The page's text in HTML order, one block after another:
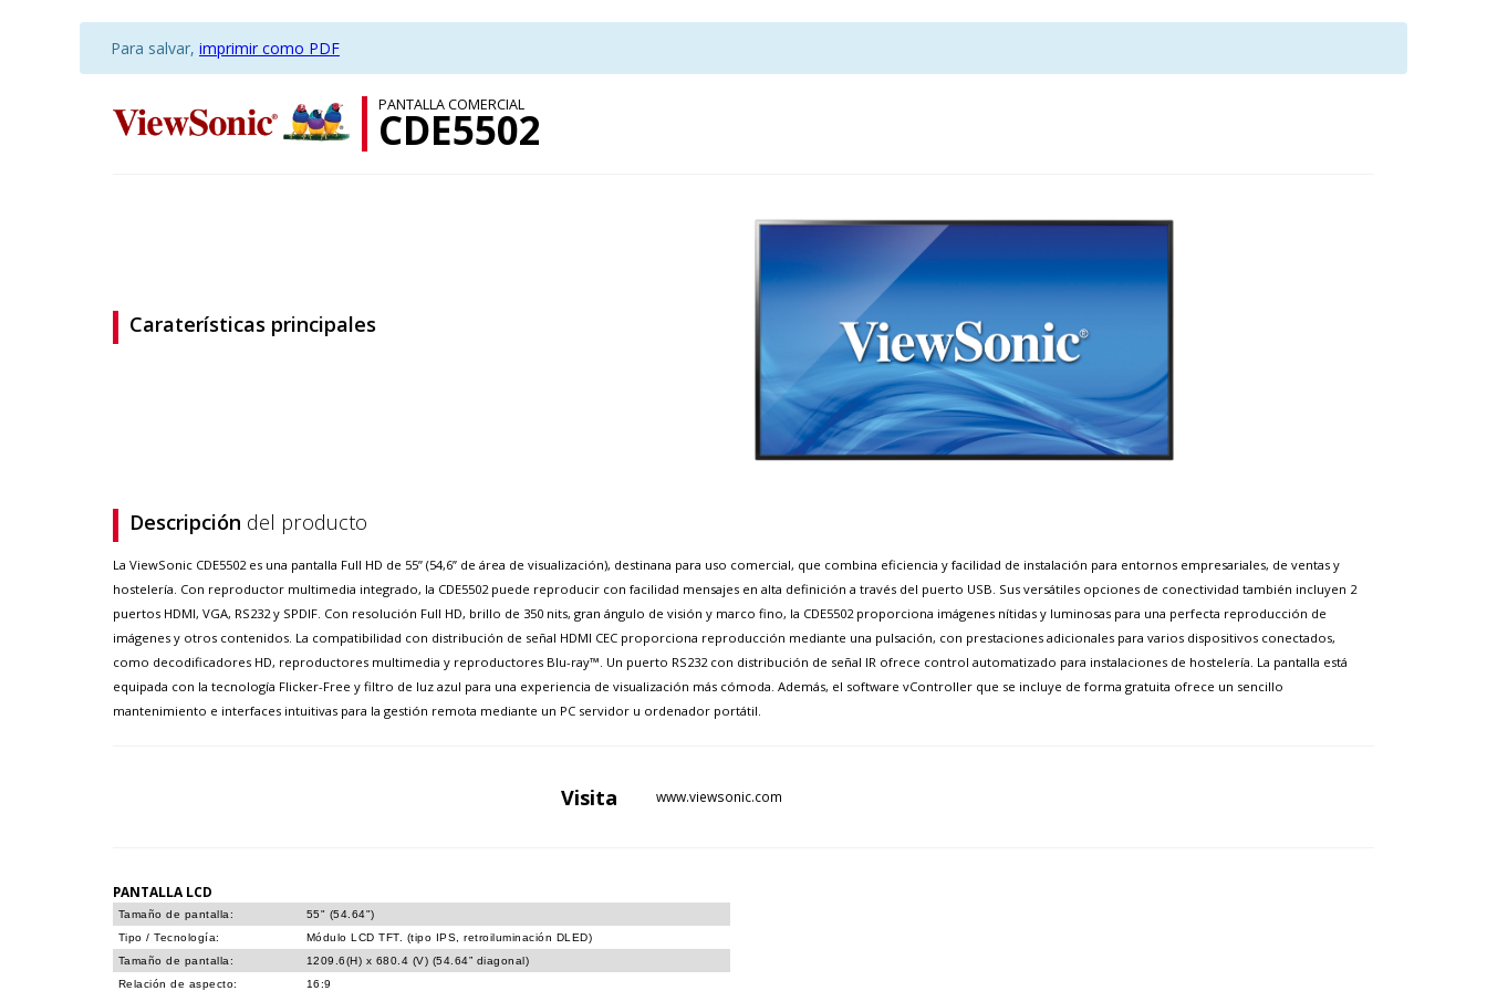
Para salvar, imprimir como PDF
PANTALLA COMERCIAL
CDE5502
Caraterísticas principales
Descripción del producto
La ViewSonic CDE5502 es una pantalla Full HD de 55’’ (54,6” de área de visualización), destinana para uso comercial, que combina eficiencia y facilidad de instalación para entornos empresariales, de ventas y
hostelería. Con reproductor multimedia integrado, la CDE5502 puede reproducir con facilidad mensajes en alta definición a través del puerto USB. Sus versátiles opciones de conectividad también incluyen 2
puertos HDMI, VGA, RS232 y SPDIF. Con resolución Full HD, brillo de 350 nits, gran ángulo de visión y marco fino, la CDE5502 proporciona imágenes nítidas y luminosas para una perfecta reproducción de
imágenes y otros contenidos. La compatibilidad con distribución de señal HDMI CEC proporciona reproducción mediante una pulsación, con prestaciones adicionales para varios dispositivos conectados,
como decodificadores HD, reproductores multimedia y reproductores Blu-ray™. Un puerto RS232 con distribución de señal IR ofrece control automatizado para instalaciones de hostelería. La pantalla está
equipada con la tecnología Flicker-Free y filtro de luz azul para una experiencia de visualización más cómoda. Además, el software vController que se incluye de forma gratuita ofrece un sencillo
mantenimiento e interfaces intuitivas para la gestión remota mediante un PC servidor u ordenador portátil.
Visita www.viewsonic.com
PANTALLA LCD
Tamaño de pantalla:
55" (54.64")
Tipo / Tecnología:
Módulo LCD TFT. (tipo IPS, retroiluminación DLED)
Tamaño de pantalla:
1209.6(H) x 680.4 (V) (54.64” diagonal)
Relación de aspecto:
16:9